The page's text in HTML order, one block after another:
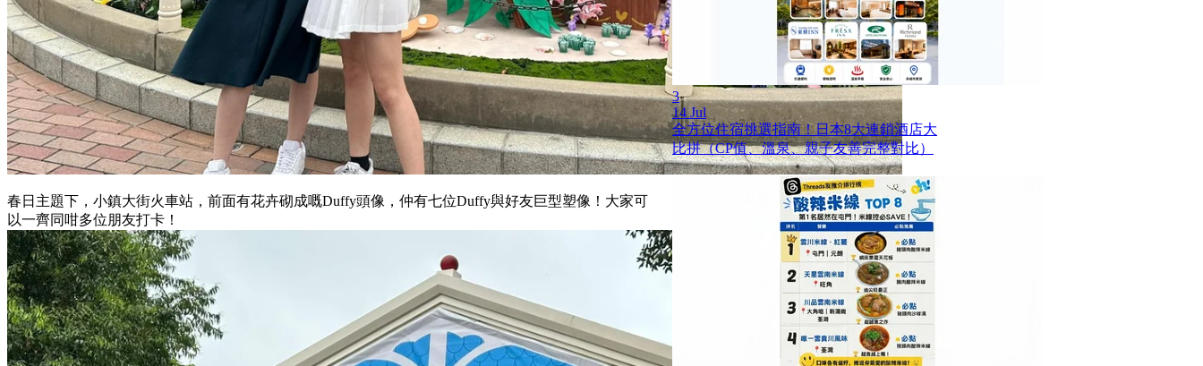
春日主題下，小鎮大街火車站，前面有花卉砌成嘅Duffy頭像，仲有七位Duffy與好友巨型塑像！大家可
以一齊同咁多位朋友打卡！
3
14 Jul
全方位住宿挑選指南！日本8大連鎖酒店大
比拼（CP值、溫泉、親子友善完整對比）